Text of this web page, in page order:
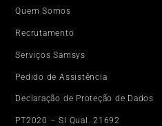
Quem Somos
Recrutamento
Serviços Samsys
Pedido de Assistência
Declaração de Proteção de Dados
PT2020 – SI Qual. 21692